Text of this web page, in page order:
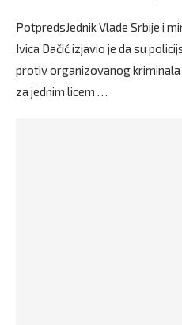
PotpredsJednik Vlade Srbije i
Ivica Dačić izjavio je da su
protiv organizovanog kriminala
za jednim licem …